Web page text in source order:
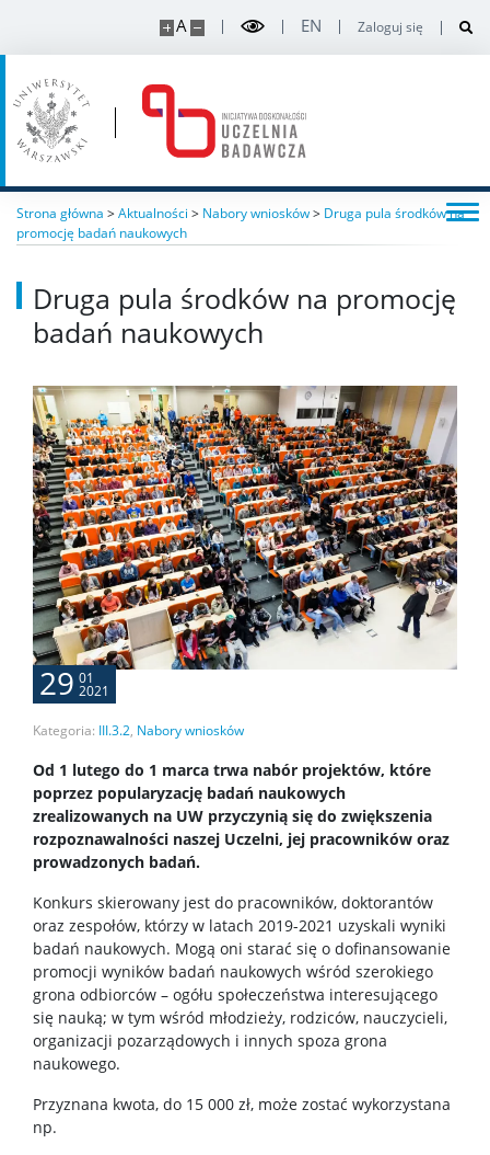
A EN Zaloguj się
Strona główna >Aktualności > Nabory wniosków> Druga pula środków na
promocję badań naukowych
Druga pula środków na promocję
badań naukowych
29 01
2021
Kategoria: III.3.2, Nabory wniosków
Od 1 lutego do 1 marca trwa nabór projektów, które
poprzez popularyzację badań naukowych
zrealizowanych na UW przyczynią się do zwiększenia
rozpoznawalności naszej Uczelni, jej pracowników oraz
prowadzonych badań.
Konkurs skierowany jest do pracowników, doktorantów
oraz zespołów, którzy w latach 2019-2021 uzyskali wyniki
badań naukowych. Mogą oni starać się o dofinansowanie
promocji wyników badań naukowych wśród szerokiego
grona odbiorców – ogółu społeczeństwa interesującego
się nauką; w tym wśród młodzieży, rodziców, nauczycieli,
organizacji pozarządowych i innych spoza grona
naukowego.
Przyznana kwota, do 15 000 zł, może zostać wykorzystana
np.